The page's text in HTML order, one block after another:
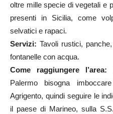
oltre mille specie di vegetali e
presenti in Sicilia, come
selvatici e rapaci.
Servizi: Tavoli rustici,
fontanelle con acqua.
Come raggiungere l’area:
Palermo bisogna
Agrigento, quindi seguire le
il paese di Marineo, sulla